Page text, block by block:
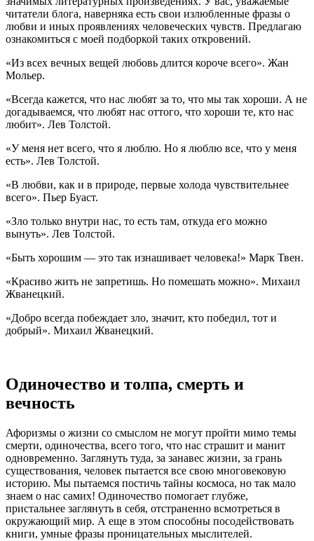
читатели блога, наверняка есть свои излюбленные фразы о
любви и иных проявлениях человеческих чувств. Предлагаю
ознакомиться с моей подборкой таких откровений.
«Из всех вечных вещей любовь длится короче всего». Жан
Мольер.
«Всегда кажется, что нас любят за то, что мы так хороши. А не
догадываемся, что любят нас оттого, что хороши те, кто нас
любит». Лев Толстой.
«У меня нет всего, что я люблю. Но я люблю все, что у меня
есть». Лев Толстой.
«В любви, как и в природе, первые холода чувствительнее
всего». Пьер Буаст.
«Зло только внутри нас, то есть там, откуда его можно
вынуть». Лев Толстой.
«Быть хорошим — это так изнашивает человека!» Марк Твен.
«Красиво жить не запретишь. Но помешать можно». Михаил
Жванецкий.
«Добpо всегда побеждает зло, значит, кто победил, тот и
добрый». Михаил Жванецкий.
Одиночество и толпа, смерть и
вечность
Афоризмы о жизни со смыслом не могут пройти мимо темы
смерти, одиночества, всего того, что нас страшит и манит
одновременно. Заглянуть туда, за занавес жизни, за грань
существования, человек пытается все свою многовековую
историю. Мы пытаемся постичь тайны космоса, но так мало
знаем о нас самих! Одиночество помогает глубже,
пристальнее заглянуть в себя, отстраненно всмотреться в
окружающий мир. А еще в этом способны посодействовать
книги, умные фразы проницательных мыслителей.